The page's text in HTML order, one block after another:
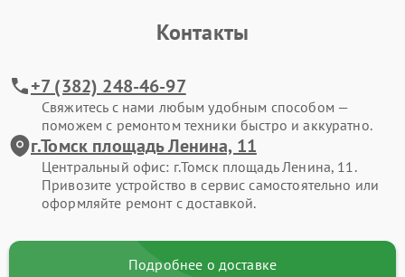
Контакты
+7 (382) 248-46-97
Свяжитесь с нами любым удобным способом —
поможем с ремонтом техники быстро и аккуратно.
г.Томск площадь Ленина, 11
Центральный офис: г.Томск площадь Ленина, 11.
Привозите устройство в сервис самостоятельно или
оформляйте ремонт с доставкой.
Подробнее о доставке